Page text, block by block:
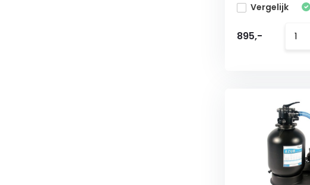
Vergelijk
895,-